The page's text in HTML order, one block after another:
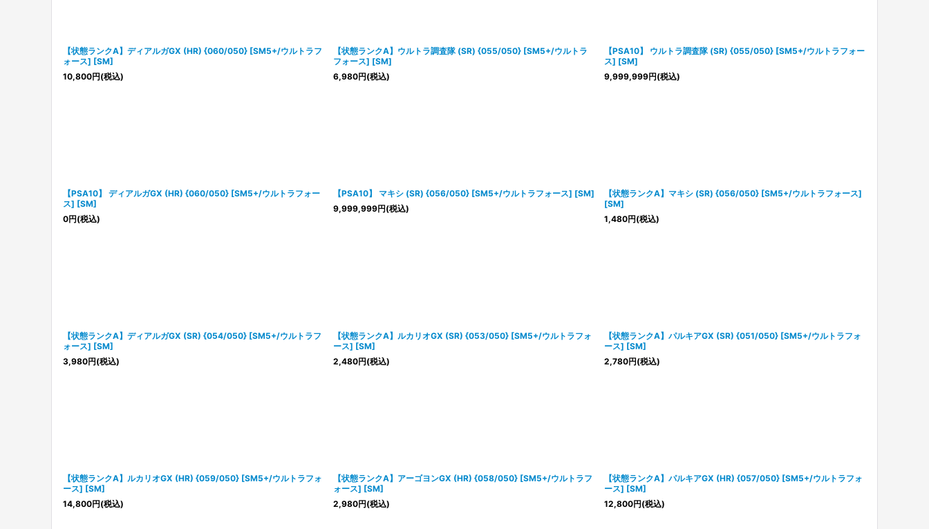
絞り込む
【状態ランクA】ディアルガGX (HR) {060/050} [SM5+/ウルトラフ
ォース] [SM]
10,800円(税込)
【状態ランクA】ウルトラ調査隊 (SR) {055/050} [SM5+/ウルトラ
フォース] [SM]
6,980円(税込)
【PSA10】 ウルトラ調査隊 (SR) {055/050} [SM5+/ウルトラフォー
ス] [SM]
9,999,999円(税込)
【PSA10】 ディアルガGX (HR) {060/050} [SM5+/ウルトラフォー
ス] [SM]
0円(税込)
【PSA10】 マキシ (SR) {056/050} [SM5+/ウルトラフォース] [SM]
9,999,999円(税込)
【状態ランクA】マキシ (SR) {056/050} [SM5+/ウルトラフォース]
[SM]
1,480円(税込)
【状態ランクA】ディアルガGX (SR) {054/050} [SM5+/ウルトラフ
ォース] [SM]
3,980円(税込)
【状態ランクA】ルカリオGX (SR) {053/050} [SM5+/ウルトラフォ
ース] [SM]
2,480円(税込)
【状態ランクA】パルキアGX (SR) {051/050} [SM5+/ウルトラフォ
ース] [SM]
2,780円(税込)
【状態ランクA】ルカリオGX (HR) {059/050} [SM5+/ウルトラフォ
ース] [SM]
14,800円(税込)
【状態ランクA】アーゴヨンGX (HR) {058/050} [SM5+/ウルトラフ
ォース] [SM]
2,980円(税込)
【状態ランクA】パルキアGX (HR) {057/050} [SM5+/ウルトラフォ
ース] [SM]
12,800円(税込)